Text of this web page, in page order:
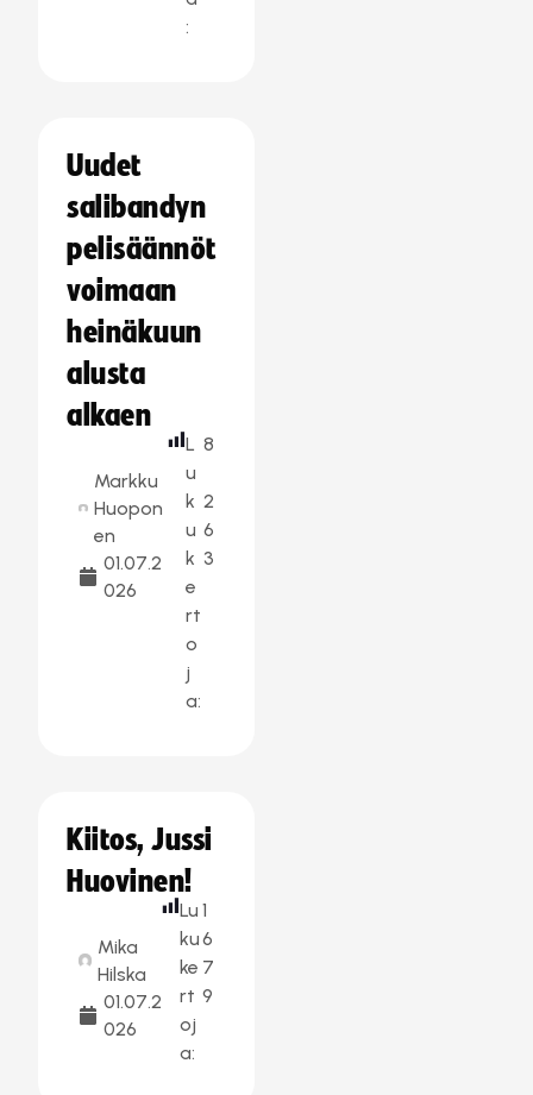
:
Uudet
salibandyn
pelisäännöt
voimaan
heinäkuun
alusta
alkaen
Markku
Huopon
en
01.07.2
026
L
u
k
u
k
e
rt
o
j
a:
8
2
6
3
Kiitos, Jussi
Huovinen!
Mika
Hilska
01.07.2
026
Lu
ku
ke
rt
oj
a:
1
6
7
9